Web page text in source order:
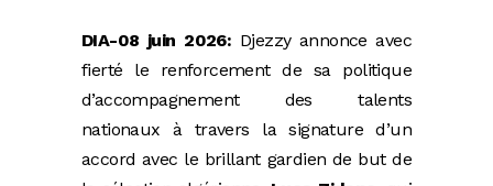
DIA-08 juin 2026: Djezzy annonce avec
fierté le renforcement de sa politique
d’accompagnement des talents
nationaux à travers la signature d’un
accord avec le brillant gardien de but de